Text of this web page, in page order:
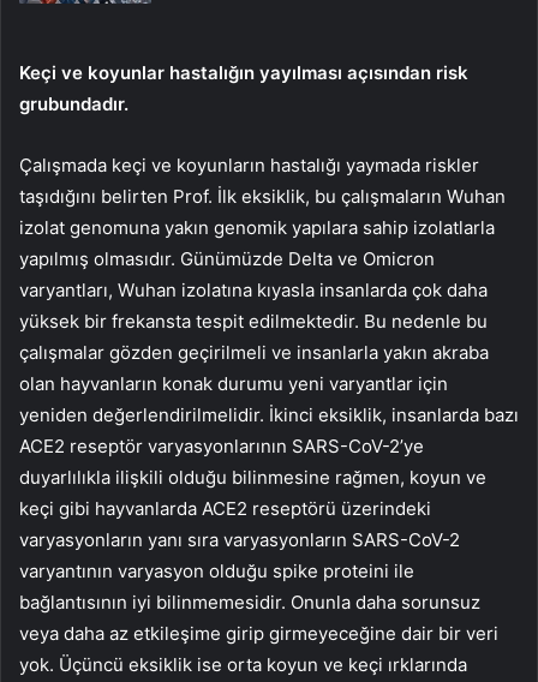
Keçi ve koyunlar hastalığın yayılması açısından risk
grubundadır.
Çalışmada keçi ve koyunların hastalığı yaymada riskler
taşıdığını belirten Prof. İlk eksiklik, bu çalışmaların Wuhan
izolat genomuna yakın genomik yapılara sahip izolatlarla
yapılmış olmasıdır. Günümüzde Delta ve Omicron
varyantları, Wuhan izolatına kıyasla insanlarda çok daha
yüksek bir frekansta tespit edilmektedir. Bu nedenle bu
çalışmalar gözden geçirilmeli ve insanlarla yakın akraba
olan hayvanların konak durumu yeni varyantlar için
yeniden değerlendirilmelidir. İkinci eksiklik, insanlarda bazı
ACE2 reseptör varyasyonlarının SARS-CoV-2’ye
duyarlılıkla ilişkili olduğu bilinmesine rağmen, koyun ve
keçi gibi hayvanlarda ACE2 reseptörü üzerindeki
varyasyonların yanı sıra varyasyonların SARS-CoV-2
varyantının varyasyon olduğu spike proteini ile
bağlantısının iyi bilinmemesidir. Onunla daha sorunsuz
veya daha az etkileşime girip girmeyeceğine dair bir veri
yok. Üçüncü eksiklik ise orta koyun ve keçi ırklarında